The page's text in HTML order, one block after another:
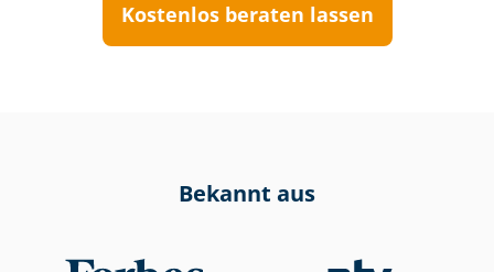
Kostenlos beraten lassen
Bekannt aus